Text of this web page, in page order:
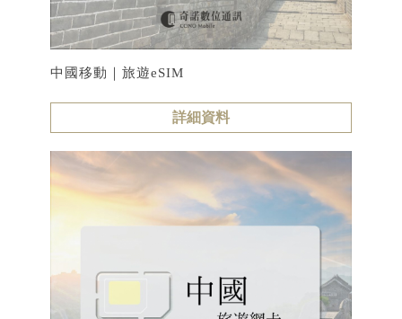
中國移動｜旅遊eSIM
詳細資料